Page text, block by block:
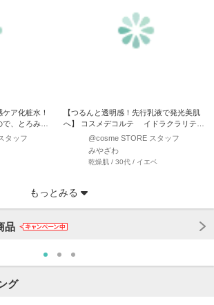
ア化粧水！
、とろみあ
タッフ
【つるんと透明感！先行乳液で発光美肌
へ】 コスメデコルテ イドラクラリティ
ブライト エマルジョ…
@cosme STORE スタッフ
みやざわ
乾燥肌 / 30代 / イエベ
もっとみる
品
グ